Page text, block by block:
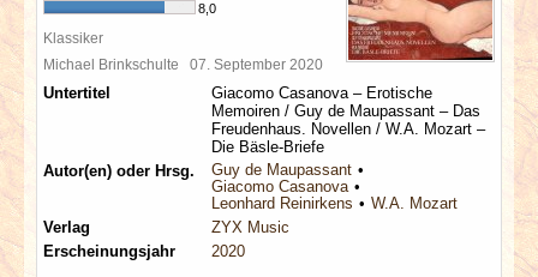
8,0
Klassiker
Michael Brinkschulte 07. September 2020
Untertitel
Giacomo Casanova – Erotische
Memoiren / Guy de Maupassant – Das
Freudenhaus. Novellen / W.A. Mozart –
Die Bäsle-Briefe
Autor(en) oder Hrsg.
Guy de Maupassant
Giacomo Casanova
Leonhard Reinirkens
W.A. Mozart
Verlag
ZYX Music
Erscheinungsjahr
2020